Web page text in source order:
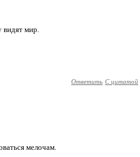
видят мир.
Ответить С цитатой
мелочам.